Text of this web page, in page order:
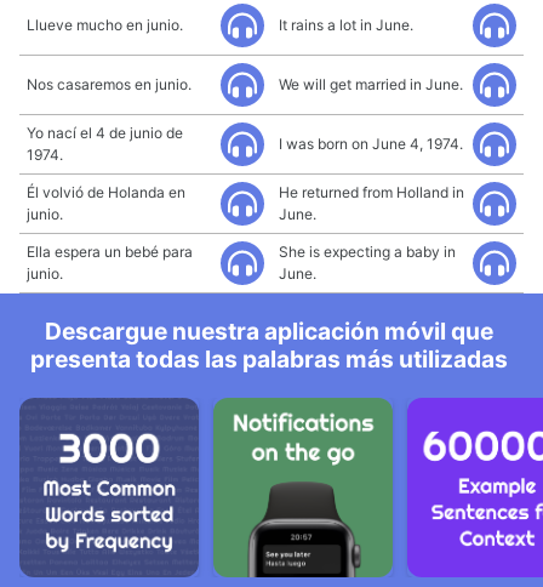
Llueve mucho en junio. It rains a lot in June.
Nos casaremos en junio. We will get married in June.
Yo nací el 4 de junio de
1974.
I was born on June 4, 1974.
Él volvió de Holanda en
junio.
He returned from Holland in
June.
Ella espera un bebé para
junio.
She is expecting a baby in
June.
Descargue nuestra aplicación móvil que
presenta todas las palabras más utilizadas